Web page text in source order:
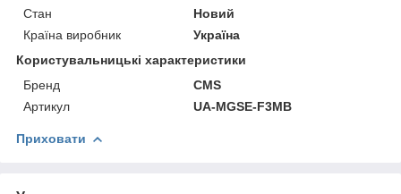
Стан
Новий
Країна виробник
Україна
Користувальницькі характеристики
Бренд
CMS
Артикул
UA-MGSE-F3MB
Приховати